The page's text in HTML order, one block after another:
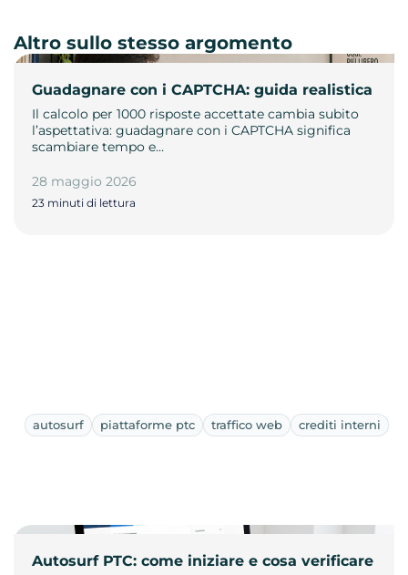
Guadagnare con i CAPTCHA: guida realistica
Il calcolo per 1000 risposte accettate cambia subito
l’aspettativa: guadagnare con i CAPTCHA significa
scambiare tempo e…
28 maggio 2026
23 minuti di lettura
Altro sullo stesso argomento
autosurf piattaforme ptc traffico web crediti interni
Autosurf PTC: come iniziare e cosa verificare